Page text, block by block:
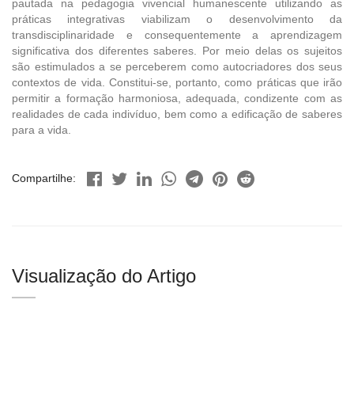
pautada na pedagogia vivencial humanescente utilizando as
práticas integrativas viabilizam o desenvolvimento da
transdisciplinaridade e consequentemente a aprendizagem
significativa dos diferentes saberes. Por meio delas os sujeitos
são estimulados a se perceberem como autocriadores dos seus
contextos de vida. Constitui-se, portanto, como práticas que irão
permitir a formação harmoniosa, adequada, condizente com as
realidades de cada indivíduo, bem como a edificação de saberes
para a vida.
Compartilhe:
Visualização do Artigo